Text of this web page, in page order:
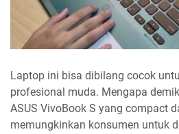
Laptop ini bisa dibilang cocok
profesional muda. Mengapa
ASUS VivoBook S yang compact
memungkinkan konsumen untuk